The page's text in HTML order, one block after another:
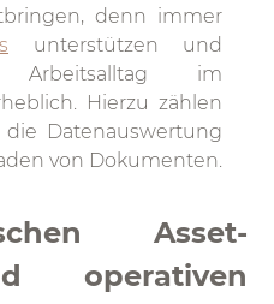
denn immer
unterstützen und
im
Hierzu zählen
Datenauswertung
von Dokumenten.
Asset-
operativen